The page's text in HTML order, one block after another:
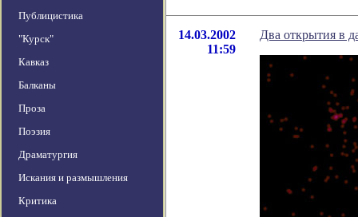
Публицистика
"Курск"
Кавказ
Балканы
Проза
Поэзия
Драматургия
Искания и размышления
Критика
14.03.2002
11:59
Два открытия в